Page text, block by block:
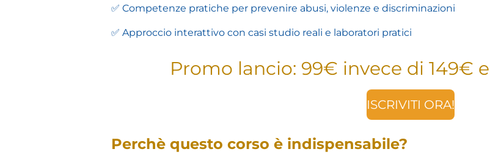
✅ Competenze pratiche per prevenire abusi, violenze e discriminazioni
✅ Approccio interattivo con casi studio reali e laboratori pratici
Promo lancio: 99€ invece di 149€
ISCRIVITI ORA!
Perchè questo corso è indispensabile?